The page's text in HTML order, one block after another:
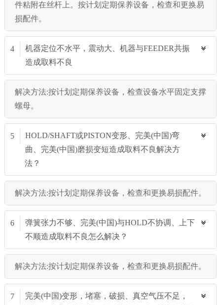
件粘附在丝杆上。按计划定期保养设备，检查和更换易
损配件。
4
机器定位不水平，震动大、机器与FEEDER共振
造成取料不良
解决方法:按计划定期保养设备，检查设备水平固定支撑
螺母。
5
HOLD/SHAFT或PISTON变形、完美(中国)弯
曲、完美(中国)磨损变短造成取料不良解决方
法？
解决方法:按计划定期保养设备，检查和更换易损配件。
6
弹簧张力不够、完美(中国)与HOLD不协调、上下
不顺造成取料不良怎么解决？
解决方法:按计划定期保养设备，检查和更换易损配件。
7
完美(中国)变形，堵塞，破损、真空气压不足，